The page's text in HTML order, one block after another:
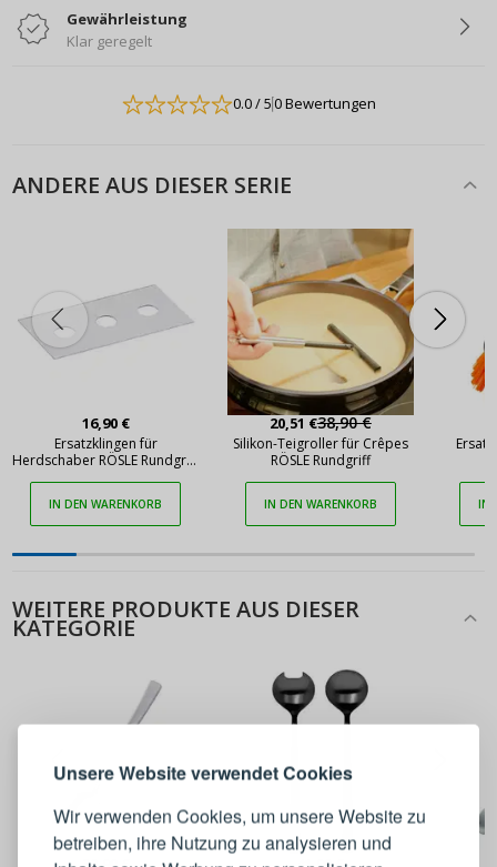
Unsere Website verwendet Cookies
Wir verwenden Cookies, um unsere Website zu
betreiben, ihre Nutzung zu analysieren und
Gewährleistung
Klar geregelt
0.0/ 50 Bewertungen
ANDERE AUS DIESER SERIE
16,90 €
Ersatzklingen für
Herdschaber RÖSLE Rundgriff
IN DEN WARENKORB
20,51 €38,90 €
Silikon-Teigroller für Crêpes
RÖSLE Rundgriff
IN DEN WARENKORB IN
WEITERE PRODUKTE AUS DIESER
KATEGORIE
ANMELDEN REGISTRIEREN
Melden Sie sich bei Ihrem
E-Mail-Adresse